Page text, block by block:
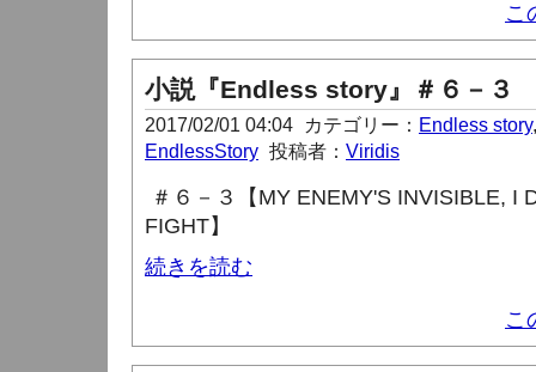
こ
小説『Endless story』＃６－３
2017/02/01 04:04 カテゴリー： Endless story
EndlessStory 投稿者： Viridis
＃６－３【MY ENEMY'S INVISIBLE, I
FIGHT】
続きを読む
こ